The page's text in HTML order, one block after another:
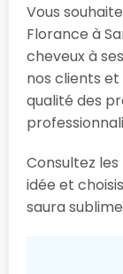
Vous
Florance à
cheveux à
nos clients
qualité des
Consultez
idée et
saura